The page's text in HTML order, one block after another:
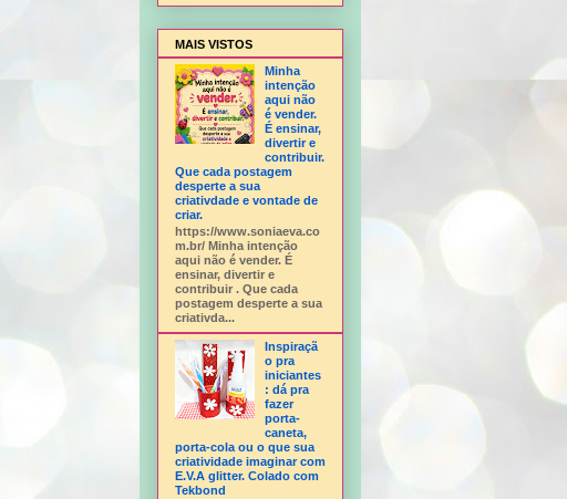
MAIS VISTOS
Minha
intenção
aqui não
é vender.
É ensinar,
divertir e
contribuir.
Que cada postagem
desperte a sua
criativdade e vontade de
criar.
https://www.soniaeva.co
m.br/ Minha intenção
aqui não é vender. É
ensinar, divertir e
contribuir . Que cada
postagem desperte a sua
criativda...
Inspiraçã
o pra
iniciantes
: dá pra
fazer
porta-
caneta,
porta-cola ou o que sua
criatividade imaginar com
E.V.A glitter. Colado com
Tekbond